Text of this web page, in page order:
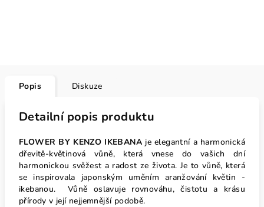
Popis Diskuze
Detailní popis produktu
FLOWER BY KENZO IKEBANA je elegantní a harmonická
dřevitě-květinová vůně, která vnese do vašich dní
harmonickou svěžest a radost ze života. Je to vůně, která
se inspirovala japonským uměním aranžování květin -
ikebanou. Vůně oslavuje rovnováhu, čistotu a krásu
přírody v její nejjemnější podobě.